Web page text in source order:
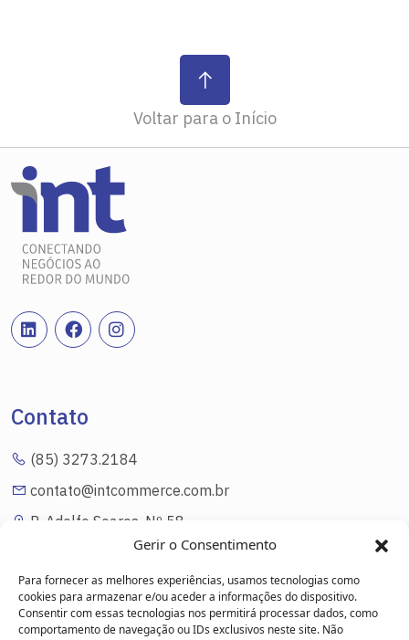
Gerir o Consentimento
Para fornecer as melhores experiências, usamos tecnologias como
cookies para armazenar e/ou aceder a informações do dispositivo.
Consentir com essas tecnologias nos permitirá processar dados, como
comportamento de navegação ou IDs exclusivos neste site. Não
Voltar para o Início
Contato
(85) 3273.2184
contato@intcommerce.com.br
R. Adolfo Soares, Nº 58
Eng. Luciano Cavalcante Fortaleza/CE
Link Úteis